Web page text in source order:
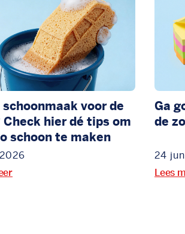
voor de
Check hier dé tips om
schoon te maken
Ga
de
24
Lees